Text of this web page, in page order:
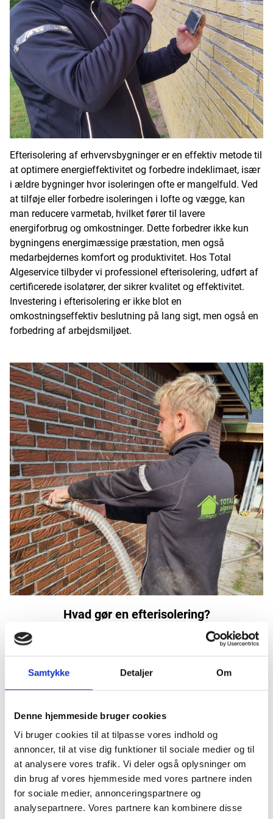
Samtykke Detaljer Om
Denne hjemmeside bruger cookies
Vi bruger cookies til at tilpasse vores indhold og
annoncer, til at vise dig funktioner til sociale medier og til
at analysere vores trafik. Vi deler også oplysninger om
din brug af vores hjemmeside med vores partnere inden
for sociale medier, annonceringspartnere og
analysepartnere. Vores partnere kan kombinere disse
Efterisolering af erhvervsbygninger er en effektiv metode til
at optimere energieffektivitet og forbedre indeklimaet, især
i ældre bygninger hvor isoleringen ofte er mangelfuld. Ved
at tilføje eller forbedre isoleringen i lofte og vægge, kan
man reducere varmetab, hvilket fører til lavere
energiforbrug og omkostninger. Dette forbedrer ikke kun
bygningens energimæssige præstation, men også
medarbejdernes komfort og produktivitet. Hos Total
Algeservice tilbyder vi professionel efterisolering, udført af
certificerede isolatører, der sikrer kvalitet og effektivitet.
Investering i efterisolering er ikke blot en
omkostningseffektiv beslutning på lang sigt, men også en
forbedring af arbejdsmiljøet.
Hvad gør en efterisolering?
Efterisolering forbedrer bygningens termiske effektivitet
gennem forskellige metoder, afhængig af isoleringstypen.
ind. Dette reducerer varmetabet, hvor op til 30 procent ofte
loftlemmer med nye, der har tætnede gummilister for at
minimere varmetab yderligere.
hulmursisolering
tjekker vi først den eksisterende
isolering og sprøjter ny isolering ind gennem små huller,
som efterfølgende mørtles. Denne metode er effektiv til at